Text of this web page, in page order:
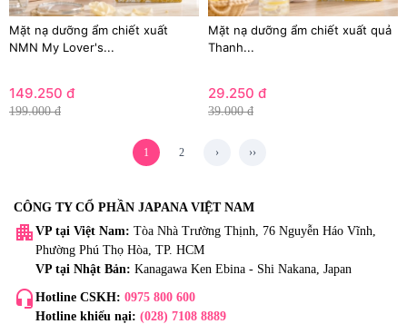
Mặt nạ dưỡng ẩm chiết xuất
NMN My Lover's...
149.250 đ
199.000 đ
Mặt nạ dưỡng ẩm chiết xuất quả
Thanh...
29.250 đ
39.000 đ
1 2 › ››
CÔNG TY CỔ PHẦN JAPANA VIỆT NAM
apartment VP tại Việt Nam: Tòa Nhà Trường Thịnh, 76 Nguyễn Háo Vĩnh,
Phường Phú Thọ Hòa, TP. HCM
VP tại Nhật Bản: Kanagawa Ken Ebina - Shi Nakana, Japan
headset_mic Hotline CSKH: 0975 800 600
Hotline khiếu nại: (028) 7108 8889